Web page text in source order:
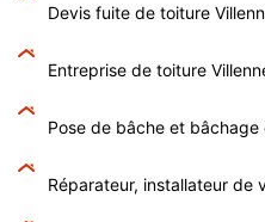
Devis fuite de toiture
Entreprise de toiture
Pose de bâche et bâchage
Réparateur, installateur de